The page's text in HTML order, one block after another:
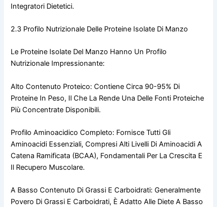
Integratori Dietetici.
2.3 Profilo Nutrizionale Delle Proteine Isolate Di Manzo
Le Proteine Isolate Del Manzo Hanno Un Profilo
Nutrizionale Impressionante:
Alto Contenuto Proteico: Contiene Circa 90-95% Di
Proteine In Peso, Il Che La Rende Una Delle Fonti Proteiche
Più Concentrate Disponibili.
Profilo Aminoacidico Completo: Fornisce Tutti Gli
Aminoacidi Essenziali, Compresi Alti Livelli Di Aminoacidi A
Catena Ramificata (BCAA), Fondamentali Per La Crescita E
Il Recupero Muscolare.
A Basso Contenuto Di Grassi E Carboidrati: Generalmente
Povero Di Grassi E Carboidrati, È Adatto Alle Diete A Basso